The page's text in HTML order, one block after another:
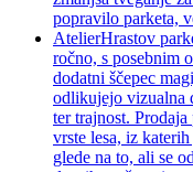
popravilo parketa,
AtelierHrastov
ročno, s posebnim
dodatni ščepec
odlikujejo vizualna
ter trajnost.
vrste lesa, iz
glede na to, ali se